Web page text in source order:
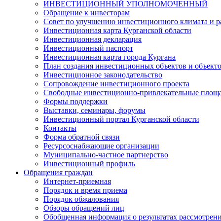
ИНВЕСТИЦИОННЫЙ УПОЛНОМОЧЕННЫЙ
Обращение к инвесторам
Совет по улучшению инвестиционного климата и
Инвестиционная карта Курганской области
Инвестиционная декларация
Инвестиционный паспорт
Инвестиционная карта города Кургана
План создания инвестиционных объектов и
Инвестиционное законодательство
Сопровождение инвестиционного проекта
Свободные инвестиционно-привлекательные
Формы поддержки
Выставки, семинары, форумы
Инвестиционный портал Курганской области
Контакты
Форма обратной связи
Ресурсоснабжающие организации
Муниципально-частное партнерство
Инвестиционный профиль
Обращения граждан
Интернет-приемная
Порядок и время приема
Порядок обжалования
Обзоры обращений лиц
Обобщенная информация о результатах